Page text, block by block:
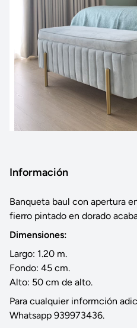
Información
Banqueta baul con apertura
fierro pintado en dorado
Dimensiones:
Largo: 1.20 m.
Fondo: 45 cm.
Alto: 50 cm de alto.
Para cualquier informción
Whatsapp 939973436.